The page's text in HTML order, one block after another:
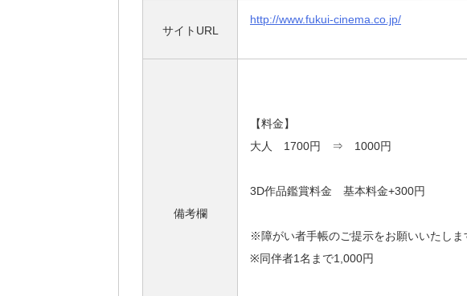
サイトURL
http://www.fukui-cinema.co.jp/
備考欄
【料金】
大人 1700円 ⇒ 1000円
3D作品鑑賞料金 基本料金+300円
※障がい者手帳のご提示をお願いいたしま
※同伴者1名まで1,000円